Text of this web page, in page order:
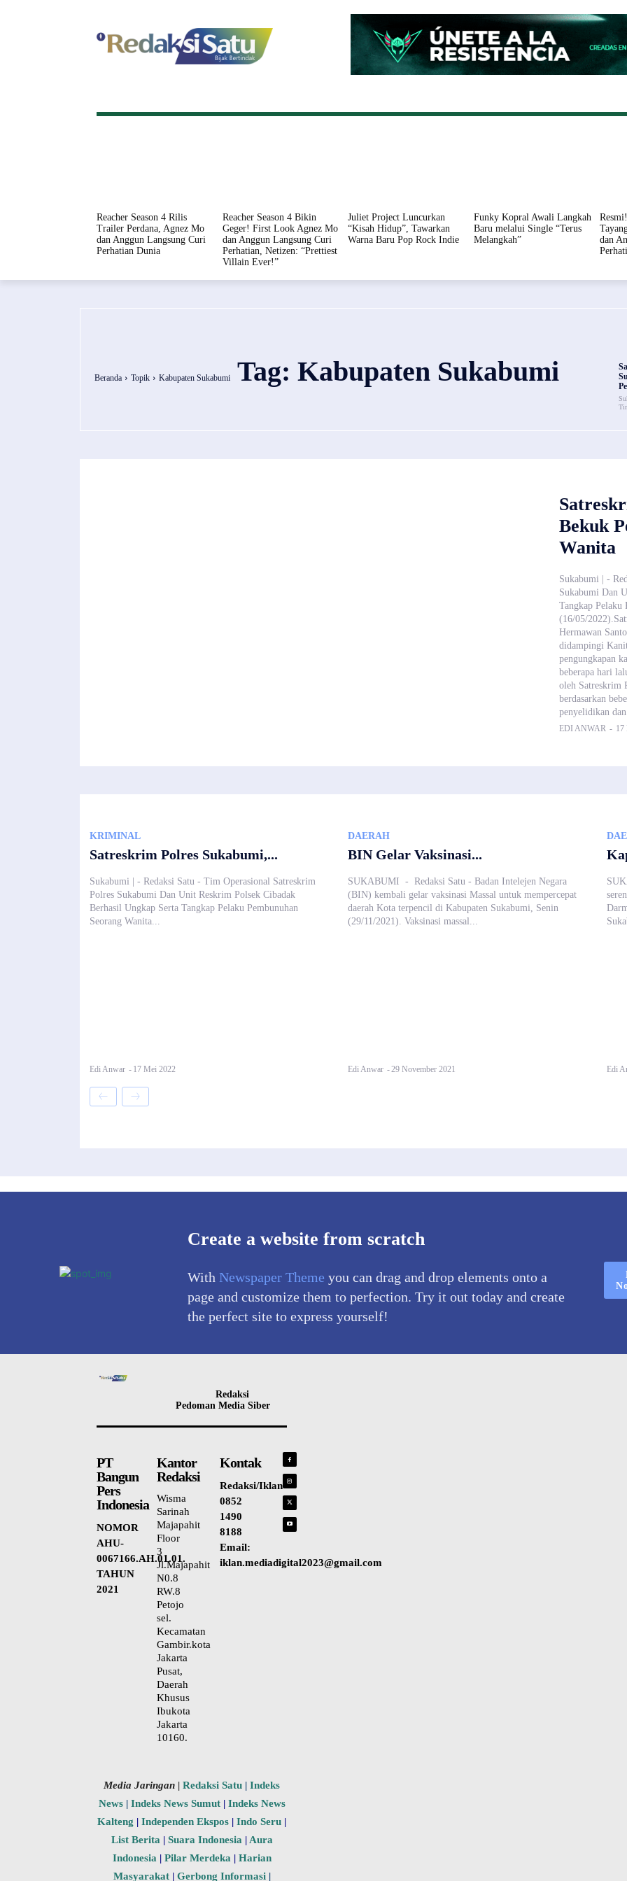
Reacher Season 4 Rilis
Trailer Perdana, Agnez Mo
dan Anggun Langsung Curi
Perhatian Dunia
Reacher Season 4 Bikin
Geger! First Look Agnez Mo
dan Anggun Langsung Curi
Perhatian, Netizen: “Prettiest
Villain Ever!”
Juliet Project Luncurkan
“Kisah Hidup”, Tawarkan
Warna Baru Pop Rock Indie
Funky Kopral Awali Langkah
Baru melalui Single “Terus
Melangkah”
dan
Beranda Topik Kabupaten Sukabumi Tag: Kabupaten Sukabumi
Bekuk
Wanita
Sukabumi | -
Sukabumi Dan
Tangkap Pelaku
(16/05/
Hermawan
didampingi
pengungkapan
beberapa hari
oleh Satreskrim
berdasarkan
penyelidikan
EDI ANWAR - 17
KRIMINAL
Satreskrim Polres Sukabumi,...
Sukabumi | - Redaksi Satu - Tim Operasional Satreskrim
Polres Sukabumi Dan Unit Reskrim Polsek Cibadak
Berhasil Ungkap Serta Tangkap Pelaku Pembunuhan
Seorang Wanita...
Edi Anwar - 17 Mei 2022
DAERAH
BIN Gelar Vaksinasi...
SUKABUMI - Redaksi Satu - Badan Intelejen Negara
(BIN) kembali gelar vaksinasi Massal untuk mempercepat
daerah Kota terpencil di Kabupaten Sukabumi, Senin
(29/11/2021). Vaksinasi massal...
Edi Anwar -29 November 2021 Edi
Create a website from scratch
With Newspaper Theme you can drag and drop elements onto a
page and customize them to perfection. Try it out today and create
the perfect site to express yourself!
Redaksi
Pedoman Media Siber
PT
Bangun
Pers
Indonesia
NOMOR
AHU-
0067166.AH.01.01.
TAHUN
2021
Kantor
Redaksi
Wisma
Sarinah
Majapahit
Floor
3
Jl.Majapahit
N0.8
RW.8
Petojo
sel.
Kecamatan
Gambir.kota
Jakarta
Pusat,
Daerah
Khusus
Ibukota
Jakarta
10160.
Kontak
Redaksi/Iklan
0852
1490
8188
Email:
iklan.mediadigital2023@gmail.com
Media Jaringan | Redaksi Satu | Indeks
News | Indeks News Sumut | Indeks News
Kalteng | Independen Ekspos | Indo Seru |
List Berita | Suara Indonesia | Aura
Indonesia | Pilar Merdeka | Harian
Masyarakat | Gerbong Informasi |